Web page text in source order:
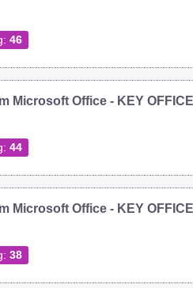
46
Microsoft Office - KEY
44
Microsoft Office - KEY
38